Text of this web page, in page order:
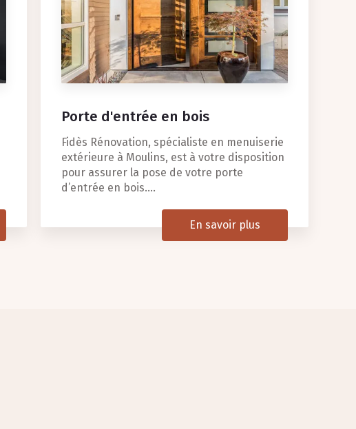
Porte d'entrée en bois
Fidès Rénovation, spécialiste en menuiserie
extérieure à Moulins, est à votre disposition
pour assurer la pose de votre porte
d’entrée en bois....
En savoir plus